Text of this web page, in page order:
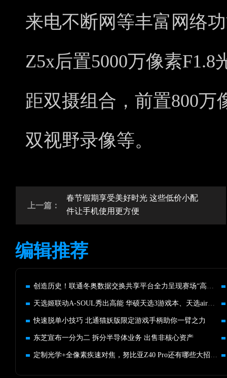
来电不断网等丰富网络
Z5x后置5000万像素F1.8
距双摄组合，前置800万
双视野录像等。
上一篇：
春节假期享受美好时光 这些低价小配
件让手机使用更方便
编辑推荐
创造历史！联通冬奥数据交换共享平台全力呈现赛场“高光时刻”
天选姬联动A-SOUL秀出高能 华硕天选3游戏本、天选air发布
快速脱单小技巧 北通猫妖版限定游戏手柄助你一臂之力
东芝宣布一分为二 拆分半导体业务 出售非核心资产
定制光学+全像素疾速对焦，努比亚Z40 Pro还有哪些大招没放